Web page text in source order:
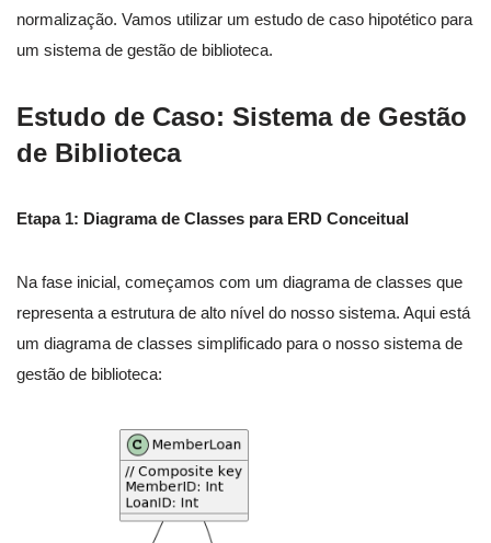
normalização. Vamos utilizar um estudo de caso hipotético para
um sistema de gestão de biblioteca.
Estudo de Caso: Sistema de Gestão
de Biblioteca
Etapa 1: Diagrama de Classes para ERD Conceitual
Na fase inicial, começamos com um diagrama de classes que
representa a estrutura de alto nível do nosso sistema. Aqui está
um diagrama de classes simplificado para o nosso sistema de
gestão de biblioteca: